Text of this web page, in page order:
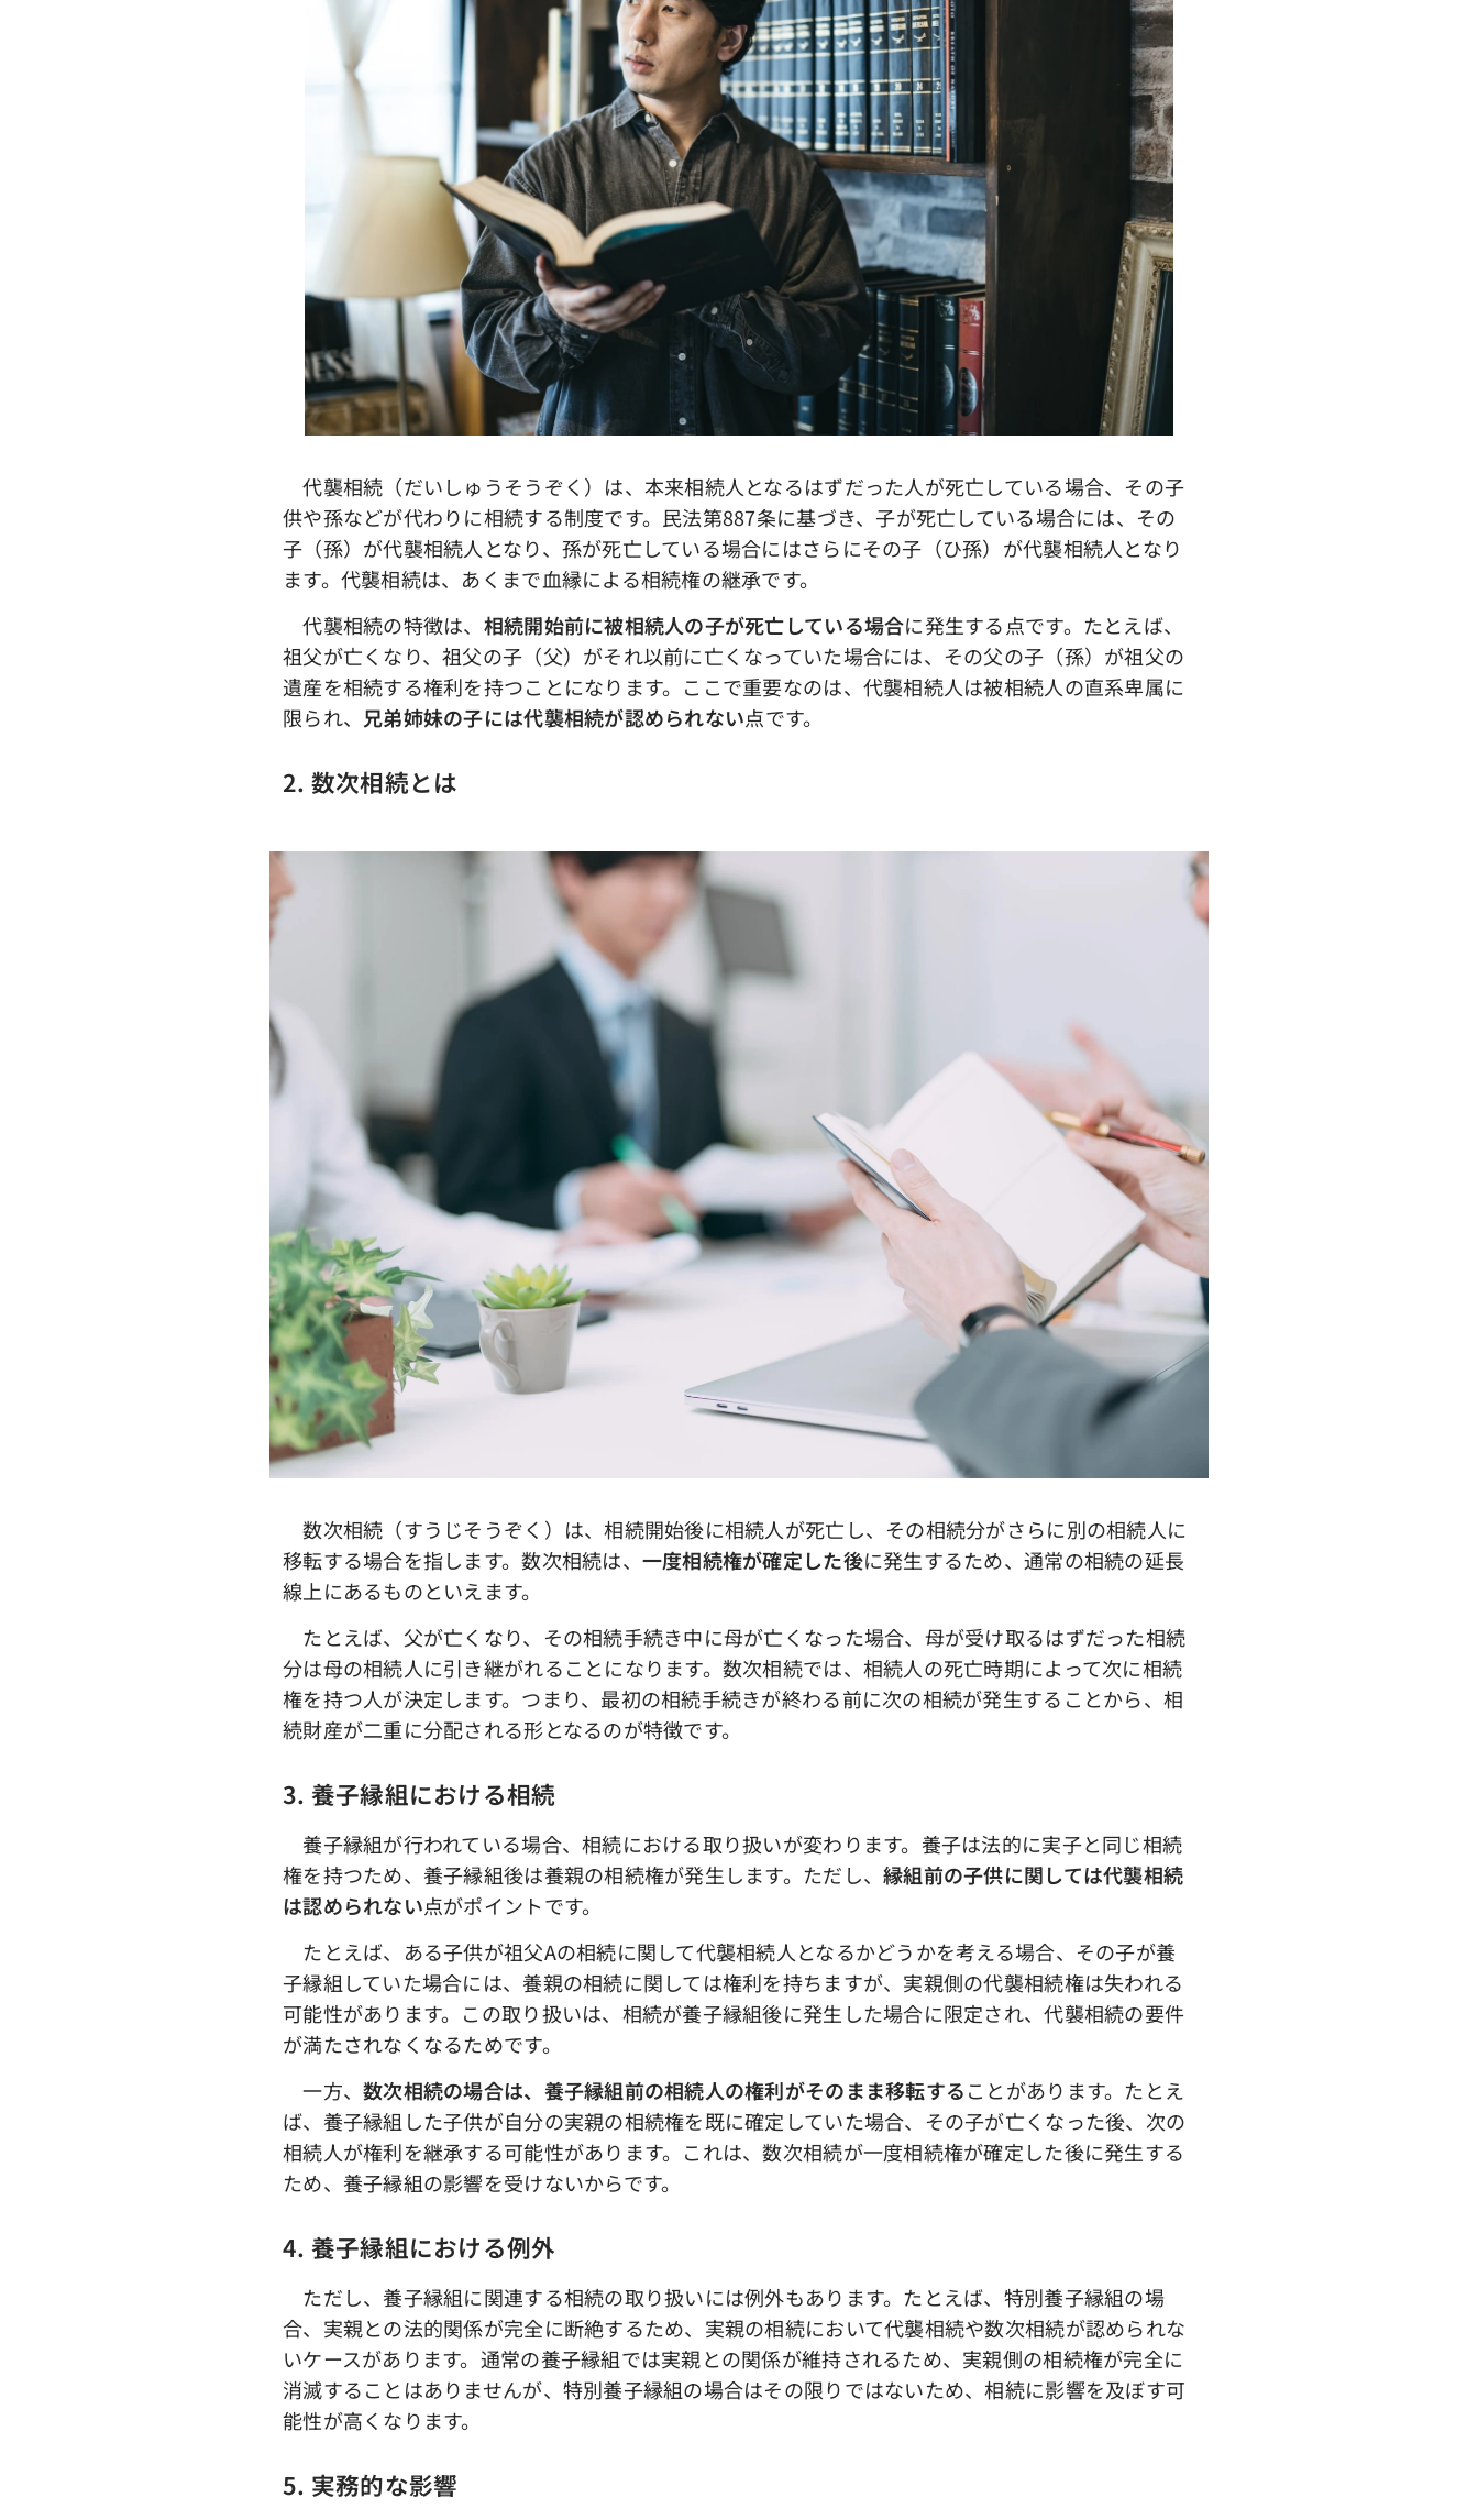
代襲相続（だいしゅうそうぞく）は、本来相続人となるはずだった人が死亡している場合、その子
供や孫などが代わりに相続する制度です。民法第887条に基づき、子が死亡している場合には、その
子（孫）が代襲相続人となり、孫が死亡している場合にはさらにその子（ひ孫）が代襲相続人となり
ます。代襲相続は、あくまで血縁による相続権の継承です。
代襲相続の特徴は、 相続開始前に被相続人の子が死亡している場合に発生する点です。たとえば、
祖父が亡くなり、祖父の子（父）がそれ以前に亡くなっていた場合には、その父の子（孫）が祖父の
遺産を相続する権利を持つことになります。ここで重要なのは、代襲相続人は被相続人の直系卑属に
限られ、兄弟姉妹の子には代襲相続が認められない点です。
2. 数次相続とは
数次相続（すうじそうぞく）は、相続開始後に相続人が死亡し、その相続分がさらに別の相続人に
移転する場合を指します。数次相続は、 一度相続権が確定した後に発生するため、通常の相続の延長
線上にあるものといえます。
たとえば、父が亡くなり、その相続手続き中に母が亡くなった場合、母が受け取るはずだった相続
分は母の相続人に引き継がれることになります。数次相続では、相続人の死亡時期によって次に相続
権を持つ人が決定します。つまり、最初の相続手続きが終わる前に次の相続が発生することから、相
続財産が二重に分配される形となるのが特徴です。
3. 養子縁組における相続
養子縁組が行われている場合、相続における取り扱いが変わります。養子は法的に実子と同じ相続
権を持つため、養子縁組後は養親の相続権が発生します。ただし、縁組前の子供に関しては代襲相続
は認められない点がポイントです。
たとえば、ある子供が祖父Aの相続に関して代襲相続人となるかどうかを考える場合、その子が養
子縁組していた場合には、養親の相続に関しては権利を持ちますが、実親側の代襲相続権は失われる
可能性があります。この取り扱いは、相続が養子縁組後に発生した場合に限定され、代襲相続の要件
が満たされなくなるためです。
一方、数次相続の場合は、養子縁組前の相続人の権利がそのまま移転することがあります。たとえ
ば、養子縁組した子供が自分の実親の相続権を既に確定していた場合、その子が亡くなった後、次の
相続人が権利を継承する可能性があります。これは、数次相続が一度相続権が確定した後に発生する
ため、養子縁組の影響を受けないからです。
4. 養子縁組における例外
ただし、養子縁組に関連する相続の取り扱いには例外もあります。たとえば、特別養子縁組の場
合、実親との法的関係が完全に断絶するため、実親の相続において代襲相続や数次相続が認められな
いケースがあります。通常の養子縁組では実親との関係が維持されるため、実親側の相続権が完全に
消滅することはありませんが、特別養子縁組の場合はその限りではないため、相続に影響を及ぼす可
能性が高くなります。
5. 実務的な影響